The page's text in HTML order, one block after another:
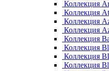
Коллекция
Коллекция
Коллекция
Коллекция
Коллекция
Коллекция
Коллекция
Коллекция